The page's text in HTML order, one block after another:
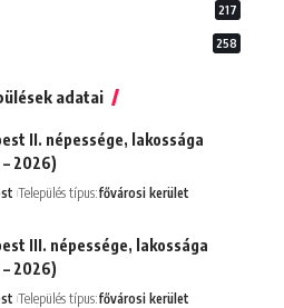
217
258
adatai
II. népessége, lakossága
2026)
Település típus:fővárosi kerület
III. népessége, lakossága
2026)
Település típus:fővárosi kerület